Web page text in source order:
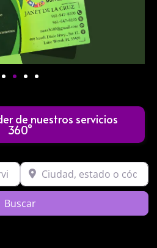
de nuestros servicios
360°
Ciudad, estado o código
BuscarSearch